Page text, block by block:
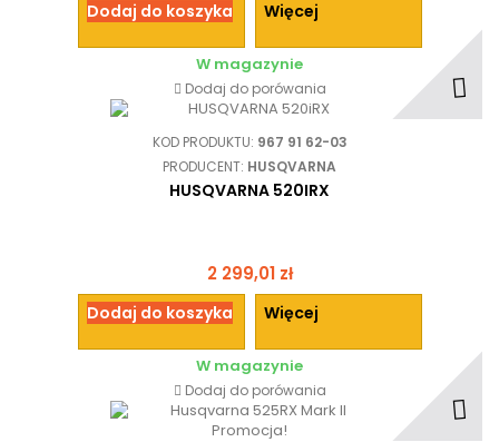
wsparcie. Uchwyt w stylu dupleks
Dodaj do koszyka Więcej
W magazynie
Dodaj do porówania
KOD PRODUKTU: 967 91 62-03
PRODUCENT: HUSQVARNA
HUSQVARNA 520IRX
2 299,01 zł
Dodaj do koszyka Więcej
W magazynie
Dodaj do porówania
Promocja!